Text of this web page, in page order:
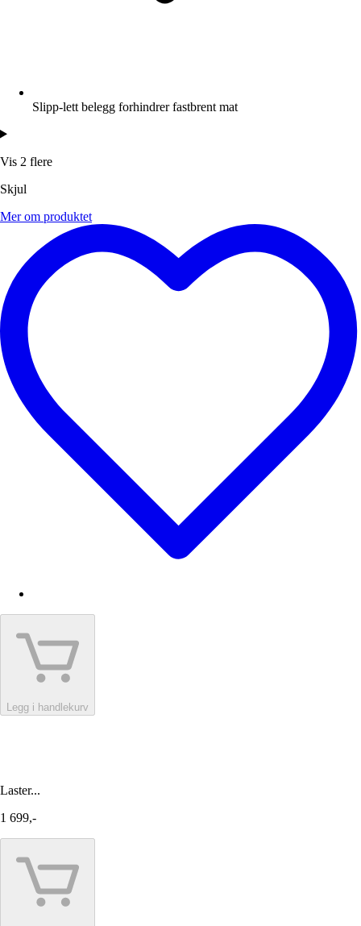
Slipp-lett belegg forhindrer fastbrent mat
Vis 2 flere
Skjul
Mer om produktet
Legg i handlekurv
Laster...
1 699,-